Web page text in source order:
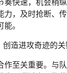
力，及时抢断、
。
创造进攻奇迹的
作至关重要。与